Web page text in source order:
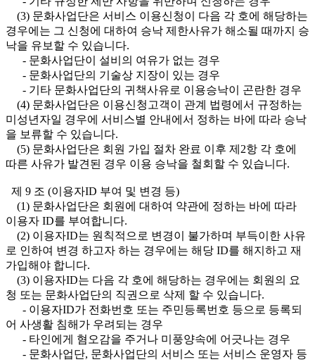
(3) 문화사업단은 서비스 이용신청이 다음 각 호에 해당하는
경우에는 그 신청에 대하여 승낙 제한사유가 해소될 때까지 승
낙을 유보할 수 있습니다.
- 문화사업단이 설비의 여유가 없는 경우
- 문화사업단의 기술상 지장이 있는 경우
- 기타 문화사업단의 귀책사유로 이용승낙이 곤란한 경우
(4) 문화사업단은 이용신청고객이 관계 법령에서 규정하는
미성년자일 경우에 서비스별 안내에서 정하는 바에 따라 승낙
을 보류할 수 있습니다.
(5) 문화사업단은 회원 가입 절차 완료 이후 제2항 각 호에
따른 사유가 발견된 경우 이용 승낙을 철회할 수 있습니다.
제 9 조 (이용자ID 부여 및 변경 등)
(1) 문화사업단은 회원에 대하여 약관에 정하는 바에 따라
이용자 ID를 부여합니다.
(2) 이용자ID는 원칙적으로 변경이 불가하며 부득이한 사유
로 인하여 변경 하고자 하는 경우에는 해당 ID를 해지하고 재
가입해야 합니다.
(3) 이용자ID는 다음 각 호에 해당하는 경우에는 회원의 요
청 또는 문화사업단의 직권으로 삭제 할 수 있습니다.
- 이용자ID가 전화번호 또는 주민등록번호 등으로 등록되
어 사생활 침해가 우려되는 경우
- 타인에게 혐오감을 주거나 미풍양속에 어긋나는 경우
- 문화사업단, 문화사업단의 서비스 또는 서비스 운영자 등